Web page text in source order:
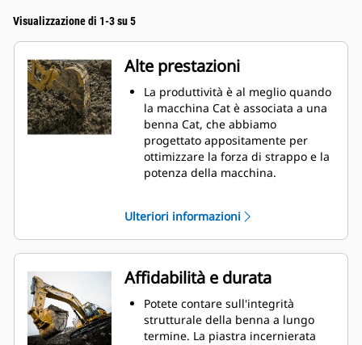
Visualizzazione di 1-3 su 5
Alte prestazioni
La produttività è al meglio quando
la macchina Cat è associata a una
benna Cat, che abbiamo
progettato appositamente per
ottimizzare la forza di strappo e la
potenza della macchina.
benna. Il gioco del tallone
aggiunto assicura che il fondo
della benna non si trascini,
riducendo i costi della
manutenzione.
I consumi di carburante si
innalzano sensibilmente durante
le operazioni di scavo. Le benne
Ulteriori informazioni
Affidabilità e durata
Potete contare sull'integrità
strutturale della benna a lungo
termine. La piastra incernierata